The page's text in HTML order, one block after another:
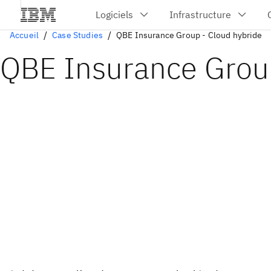
Accueil Case Studies QBE Insurance Group - Cloud hybride
QBE Insurance